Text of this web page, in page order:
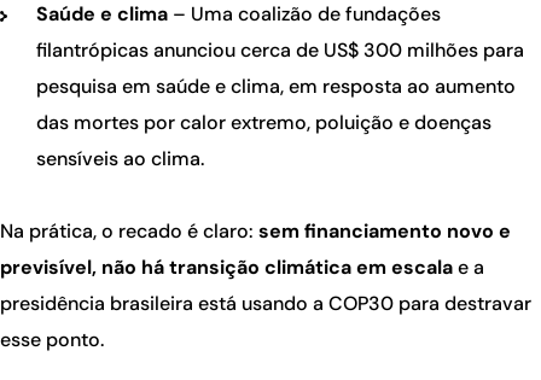
Saúde e clima – Uma coalizão de fundações
filantrópicas anunciou cerca de US$ 300 milhões para
pesquisa em saúde e clima, em resposta ao aumento
das mortes por calor extremo, poluição e doenças
sensíveis ao clima.
Na prática, o recado é claro: sem financiamento novo e
previsível, não há transição climática em escalae a
presidência brasileira está usando a COP30 para destravar
esse ponto.